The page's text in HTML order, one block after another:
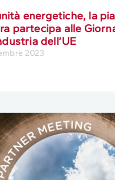
energetiche, la
partecipa alle
dell’UE
2023